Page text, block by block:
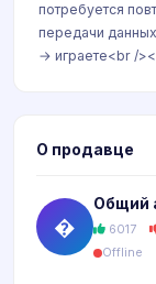
потребуется
передачи
→ играете<br /
О продавце
�
Общий
6017
Offline